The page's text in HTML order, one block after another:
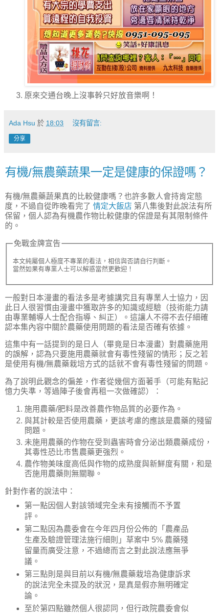
原來交通台晚上沒事幹只好放音樂啊！
Ada Hsu 於 18:03 沒有留言:
分享
有機/無農藥蔬果一定是健康的保證嗎？
有機/無農藥蔬果真的比較健康嗎？也許多數人會持肯定態
度，不過自從昨晚看完了 情定大飯店 第八集後對此說法有所
保留，個人認為有機農作物比較健康的保證是有其限制條件
的。
免戰金牌宣告
本文純屬個人極度不專業的看法，相信與否請自行判斷。
一般對日本漫畫的看法多是考據講究且有專業人士協力，因
此日人很習慣由漫畫中獲取許多的知識或經驗（技術能力請
由專業輔導人士配合指導、糾正）。這讓人不得不去仔細確
認本集內容中關於農藥使用問題的看法是否確有依據。
這集中有一話提到的是日人（畢竟是日本漫畫）對農藥施用
的誤解，認為只要施用農藥就會有毒性殘留的情形；反之若
是使用有機/無農藥栽培方式的話就不會有毒性殘留的問題。
為了說明此觀念的偏差，作者從幾個方面著手（可能有點記
憶力失準，等過陣子後會再租一次做確認）：
施用農藥/肥料是改善農作物品質的必要作為。
與其計較是否使用農藥，更該考慮的應該是農藥的殘留
問題。
未施用農藥的作物在受到蟲害時會分泌出類農藥成份，
其毒性恐比市售農藥更強烈。
農作物美味度高低與作物的成熟度與新鮮度有關，和是
否施用農藥則無關聯。
針對作者的說法中：
第一點因個人對該領域完全未有接觸而不予置
評。
第二點因為農委會在今年四月份公佈的「農產品
生產及驗證管理法施行細則」草案中 5% 農藥殘
留量而廣受注意，不過總而言之對此說法應無爭
議。
第三點則是與目前以有機/無農藥栽培為健康訴求
的說法完全未提及的狀況，是真是假亦無明確定
論。
至於第四點雖然個人很認同，但行政院農委會似